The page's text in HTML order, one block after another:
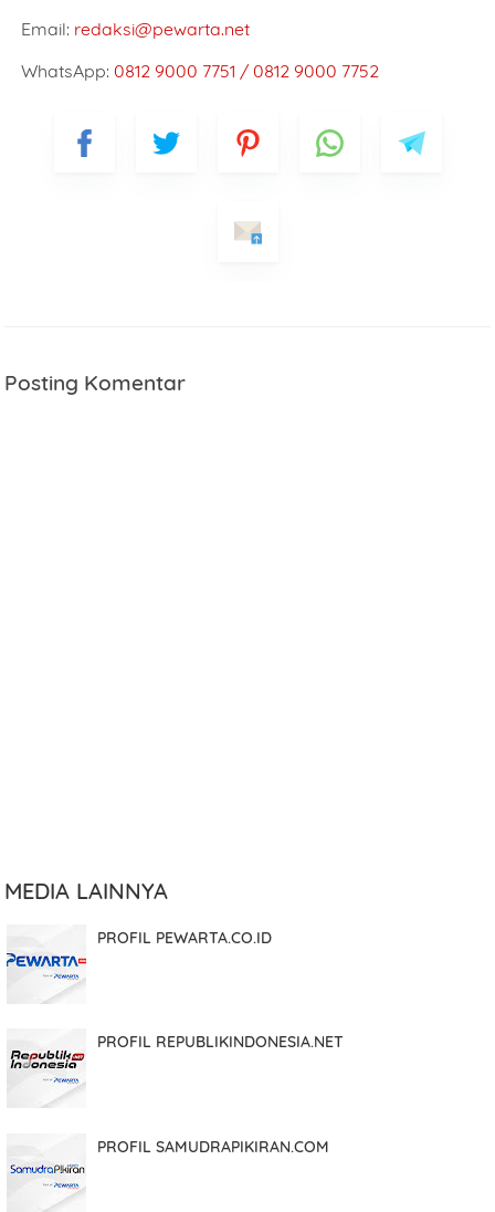
Email: redaksi@pewarta.net
WhatsApp:0812 9000 7751 / 0812 9000 7752
Posting Komentar
MEDIA LAINNYA
PROFIL PEWARTA.CO.ID
PROFIL REPUBLIKINDONESIA.NET
PROFIL SAMUDRAPIKIRAN.COM
Pilih Layanan